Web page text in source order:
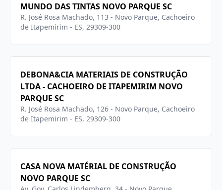
MUNDO DAS TINTAS NOVO PARQUE SC
R. José Rosa Machado, 113 - Novo Parque, Cachoeiro
de Itapemirim - ES, 29309-300
DEBONA&CIA MATERIAIS DE CONSTRUÇÃO
LTDA - CACHOEIRO DE ITAPEMIRIM NOVO
PARQUE SC
R. José Rosa Machado, 126 - Novo Parque, Cachoeiro
de Itapemirim - ES, 29309-300
CASA NOVA MATÉRIAL DE CONSTRUÇÃO
NOVO PARQUE SC